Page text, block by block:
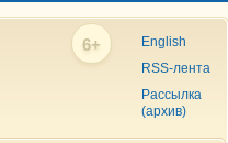
6+
English
RSS-лента
Рассылка
(архив)